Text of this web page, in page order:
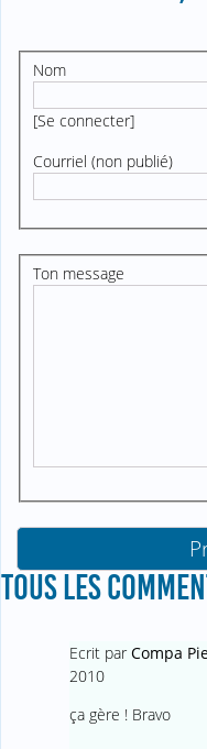
Nom
[Se connecter]
Courriel (non publié)
Ton message
TOUS LES
Ecrit par Compa
2010
ça gère ! Bravo